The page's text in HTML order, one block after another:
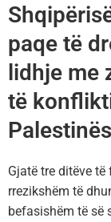
paqe të
lidhje me
të
Gjatë tre ditëve
rrezikshëm të
befasishëm të së